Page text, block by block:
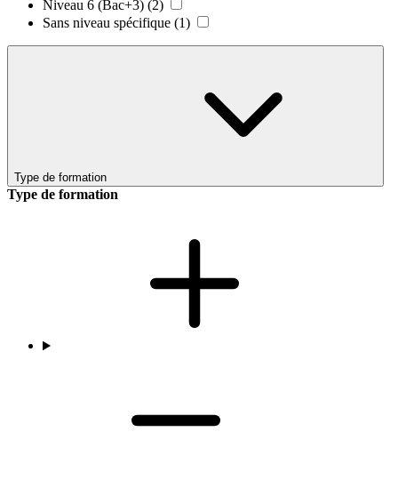
Niveau 6 (Bac+3) (2)
Sans niveau spécifique (1)
Type de formation
Type de formation